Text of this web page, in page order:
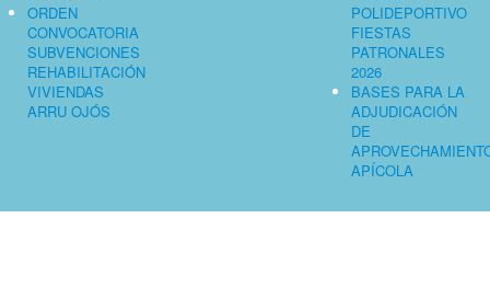
ORDEN
CONVOCATORIA
SUBVENCIONES
REHABILITACIÓN
VIVIENDAS
ARRU OJÓS
POLIDEPORTIVO
FIESTAS
PATRONALES
2026
BASES PARA LA
ADJUDICACIÓN
DE
APÍCOLA